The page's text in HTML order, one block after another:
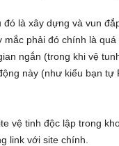
là xây dựng và vun
phải đó chính là
ngắn (trong khi vệ
này (như kiểu bạn
vệ tinh độc lập trong
link với site chính.